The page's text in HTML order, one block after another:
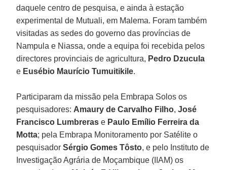
daquele centro de pesquisa, e ainda à estação
experimental de Mutuali, em Malema. Foram também
visitadas as sedes do governo das províncias de
Nampula e Niassa, onde a equipa foi recebida pelos
directores provinciais de agricultura, Pedro Dzucula
e Eusébio Maurício Tumuitikile.
Participaram da missão pela Embrapa Solos os
pesquisadores: Amaury de Carvalho Filho,José
Francisco Lumbreras e Paulo Emílio Ferreira da
Motta; pela Embrapa Monitoramento por Satélite o
pesquisadorSérgio Gomes Tôsto, e pelo Instituto de
Investigação Agrária de Moçambique (IIAM) os